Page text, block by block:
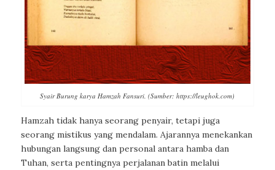
Syair Burung karya Hamzah Fansuri. (Sumber: https://leughok.com)
Hamzah tidak hanya seorang penyair, tetapi juga
seorang mistikus yang mendalam. Ajarannya menekankan
hubungan langsung dan personal antara hamba dan
Tuhan, serta pentingnya perjalanan batin melalui